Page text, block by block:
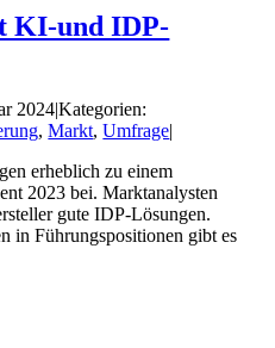
KI-und IDP-
2024|Kategorien:
,Markt,Umfrage|
erheblich zu einem
2023 bei. Marktanalysten
gute IDP-Lösungen.
in Führungspositionen gibt es